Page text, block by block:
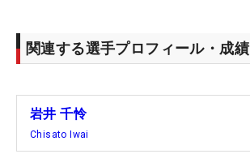
関連する選手プロフィール・成績
岩井 千怜
Chisato Iwai